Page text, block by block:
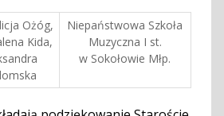
Ożóg,
Kida,
Niepaństwowa Szkoła
Muzyczna I st.
w Sokołowie Młp.